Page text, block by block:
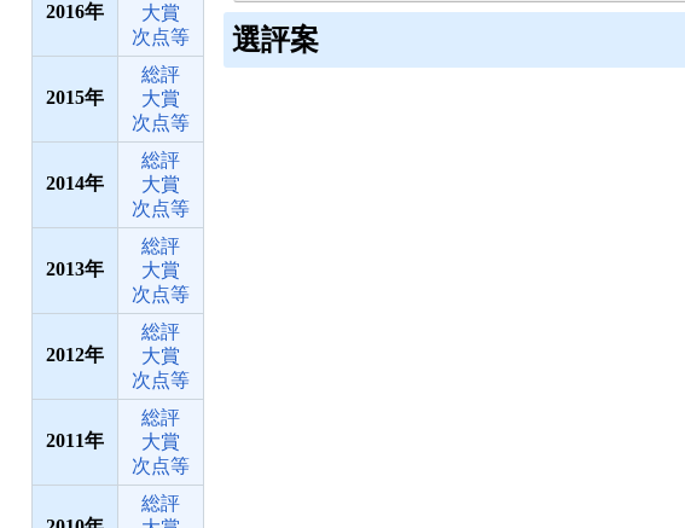
2016
大賞
次点等
2015
総評
大賞
次点等
2014
総評
大賞
次点等
2013
総評
大賞
次点等
2012
総評
大賞
次点等
2011
総評
大賞
次点等
総評
選評案